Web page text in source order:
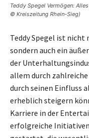
Teddy Spegel Vermögen:
© Kreiszeitung Rhein-Sieg)
Teddy Spegel ist
sondern auch ein
der
allem durch
durch seinen Einfluss
erheblich steigern
Karriere in der
erfolgreiche